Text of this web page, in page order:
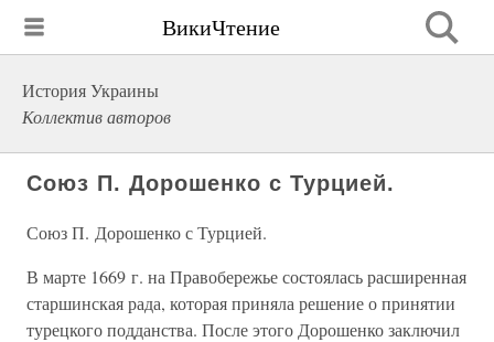
ВикиЧтение
История Украины
Коллектив авторов
Союз П. Дорошенко с Турцией.
Союз П. Дорошенко с Турцией.
В марте 1669 г. на Правобережье состоялась расширенная
старшинская рада, которая приняла решение о принятии
турецкого подданства. После этого Дорошенко заключил